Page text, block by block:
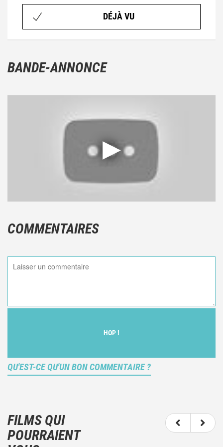
DÉJÀ VU
BANDE-ANNONCE
COMMENTAIRES
HOP !
QU'EST-CE QU'UN BON COMMENTAIRE ?
votre ressenti (et donc subjectif) du film.
N'hésitez pas à décrire clairement vos émotions
plutôt qu'à décrire le film.
FILMS QUI
POURRAIENT